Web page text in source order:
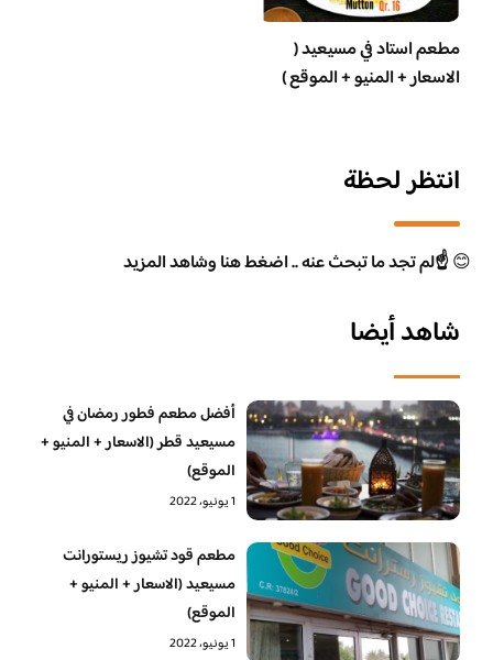
مطعم استاد في مسيعيد (
الاسعار + المنيو + الموقع )
انتظر لحظة
😊☝️لم تجد ما تبحث عنه .. اضغط هنا وشاهد المزيد
شاهد أيضا
أفضل مطعم فطور رمضان في
مسيعيد قطر (الاسعار + المنيو +
الموقع)
1 يونيو، 2022
مطعم قود تشيوز ريستورانت
مسيعيد (الاسعار + المنيو +
الموقع)
1 يونيو، 2022